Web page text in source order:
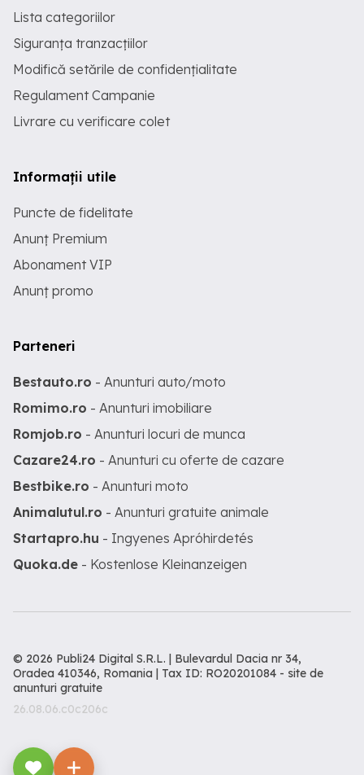
Lista categoriilor
Siguranța tranzacțiilor
Modifică setările de confidențialitate
Regulament Campanie
Livrare cu verificare colet
Informații utile
Puncte de fidelitate
Anunț Premium
Abonament VIP
Anunț promo
Parteneri
Bestauto.ro - Anunturi auto/moto
Romimo.ro - Anunturi imobiliare
Romjob.ro - Anunturi locuri de munca
Cazare24.ro - Anunturi cu oferte de cazare
Bestbike.ro - Anunturi moto
Animalutul.ro - Anunturi gratuite animale
Startapro.hu - Ingyenes Apróhirdetés
Quoka.de - Kostenlose Kleinanzeigen
© 2026 Publi24 Digital S.R.L. | Bulevardul Dacia nr 34,
Oradea 410346, Romania | Tax ID: RO20201084 - site de
anunturi gratuite
26.08.06.c0c206c